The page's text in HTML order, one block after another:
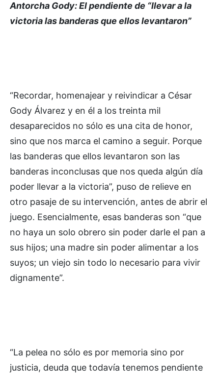
Antorcha Gody: El pendiente de “llevar a la
victoria las banderas que ellos levantaron”
“Recordar, homenajear y reivindicar a César
Gody Álvarez y en él a los treinta mil
desaparecidos no sólo es una cita de honor,
sino que nos marca el camino a seguir. Porque
las banderas que ellos levantaron son las
banderas inconclusas que nos queda algún día
poder llevar a la victoria”, puso de relieve en
otro pasaje de su intervención, antes de abrir el
juego. Esencialmente, esas banderas son “que
no haya un solo obrero sin poder darle el pan a
sus hijos; una madre sin poder alimentar a los
suyos; un viejo sin todo lo necesario para vivir
dignamente”.
“La pelea no sólo es por memoria sino por
justicia, deuda que todavía tenemos pendiente